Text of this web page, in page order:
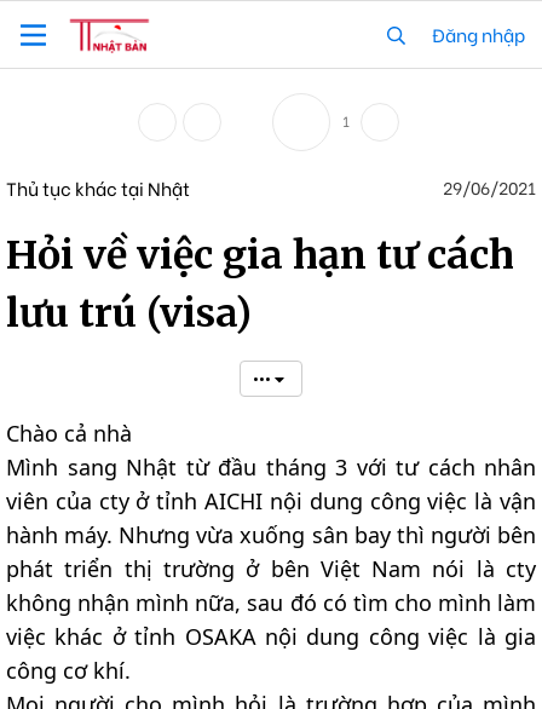
Đăng nhập
1
Thủ tục khác tại Nhật 29/06/2021
Hỏi về việc gia hạn tư cách
lưu trú (visa)
•••
Chào cả nhà
Mình sang Nhật từ đầu tháng 3 với tư cách nhân
viên của cty ở tỉnh AICHI nội dung công việc là vận
hành máy. Nhưng vừa xuống sân bay thì người bên
phát triển thị trường ở bên Việt Nam nói là cty
không nhận mình nữa, sau đó có tìm cho mình làm
việc khác ở tỉnh OSAKA nội dung công việc là gia
công cơ khí.